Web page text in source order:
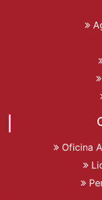
Oficina